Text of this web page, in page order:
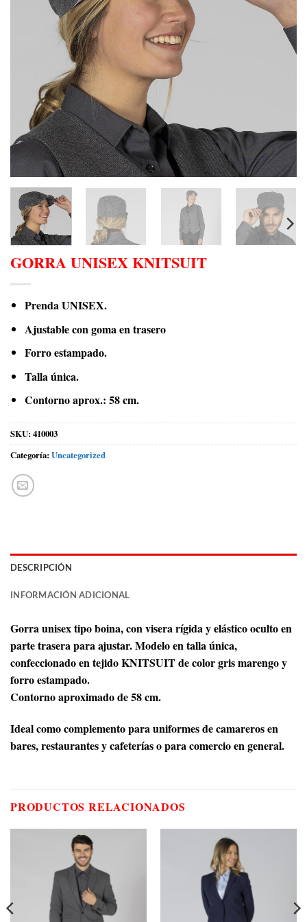
GORRA UNISEX KNITSUIT
Prenda UNISEX.
Ajustable con goma en trasero
Forro estampado.
Talla única.
Contorno aprox.: 58 cm.
SKU: 410003
Categoría: Uncategorized
DESCRIPCIÓN
INFORMACIÓN ADICIONAL
Gorra unisex tipo boina, con visera rígida y elástico oculto en
parte trasera para ajustar. Modelo en talla única,
confeccionado en tejido KNITSUIT de color gris marengo y
forro estampado.
Contorno aproximado de 58 cm.
Ideal como complemento para uniformes de camareros en
bares, restaurantes y cafeterías o para comercio en general.
PRODUCTOS RELACIONADOS